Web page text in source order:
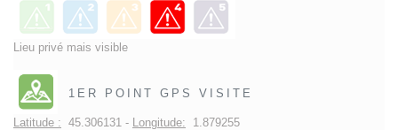
Lieu privé mais visible
1ER POINT GPS VISITE
Latitude : 45.306131 - Longitude: 1.879255